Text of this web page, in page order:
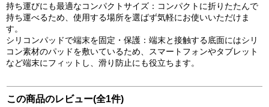
持ち運びにも最適なコンパクトサイズ：コンパクトに折りたたんで
持ち運べるため、使用する場所を選ばず気軽にお使いいただけま
す。
シリコンパッドで端末を固定・保護：端末と接触する底面にはシリ
コン素材のパッドを敷いているため、スマートフォンやタブレット
など端末にフィットし、滑り防止にも役立ちます。
この商品のレビュー(全1件)